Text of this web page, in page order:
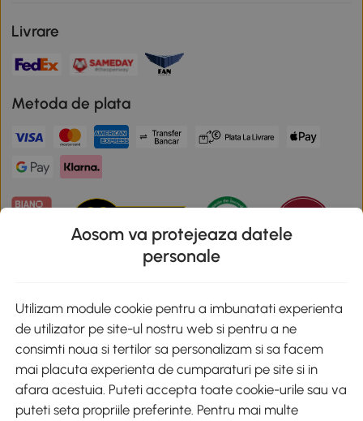
Livrare
Metoda de plata
Descarca aplicatia Aosom
Google Play
+40 312294730 clienti@aosom.ro
Aosom va protejeaza datele
personale
Utilizam module cookie pentru a imbunatati experienta
de utilizator pe site-ul nostru web si pentru a ne
consimti noua si tertilor sa personalizam si sa facem
mai placuta experienta de cumparaturi pe site si in
afara acestuia. Puteti accepta toate cookie-urile sau va
puteti seta propriile preferinte. Pentru mai multe